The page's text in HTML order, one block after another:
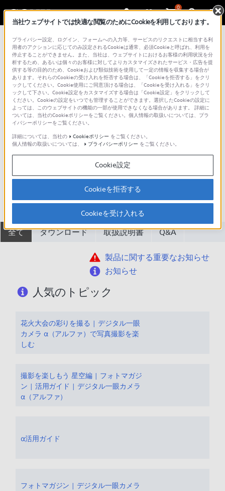
0
総合サポート・お問い合わせ α6000 シリーズ
ILCE-6700K
全て ダウンロード 取扱説明書 Q&A
製品に関する重要なお知らせ
お知らせ
人気のトピック
花火大会の彩りを撮る | デジタル一眼
カメラ α（アルファ）で写真撮影を楽
しむ
撮影を楽しもう 星空編 | フォトマガジ
ン | 活用ガイド | デジタル一眼カメラ
α（アルファ）
α活用ガイド
フォトマガジン | デジタル一眼カメラ
当社ウェブサイトでは快適な閲覧のためにCookieを利用しております。
プライバシー設定、ログイン、フォームへの入力等、サービスのリクエストに相当する利
用者のアクションに応じてのみ設定されるCookieは通常、必須Cookieと呼ばれ、利用を
停止することができません。また、当社は、ウェブサイトにおけるお客様の利用状況を分
析するため、あるいは個々のお客様に対してよりカスタマイズされたサービス・広告を提
供する等の目的のため、Cookieおよび類似技術を使用して一定の情報を収集する場合が
あります。それらのCookieの受け入れを拒否する場合は、「Cookieを拒否する」をクリ
ックしてください。Cookie使用にご同意頂ける場合は、「Cookieを受け入れる」をクリ
ックして下さい。Cookie設定をカスタマイズする場合は「Cookie設定」をクリックして
ください。Cookieの設定をいつでも管理することができます。選択したCookieの設定に
よっては、このウェブサイトの機能の一部が使用できなくなる場合があります。 詳細に
ついては、当社のCookieポリシーをご覧ください。個人情報の取扱いについては、プラ
イバシーポリシーをご覧ください。
詳細については、当社の
Cookieポリシー をご覧ください。
個人情報の取扱いについては、
プライバシーポリシー をご覧ください。
Cookie設定
Cookieを拒否する
Cookieを受け入れる